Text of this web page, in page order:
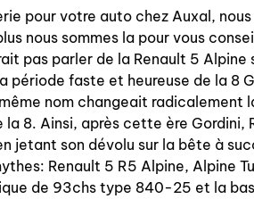
pour votre auto chez Auxal,
nous sommes la pour vous
pas parler de la Renault 5 Alpine
faste et heureuse de la 8
nom changeait
8. Ainsi, après cette ère
jetant son dévolu sur la bête à
Renault 5 R5 Alpine, Alpine
de 93chs type 840-25 et la